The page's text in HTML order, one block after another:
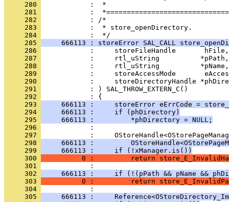
     280
     281
     282
     283
            :  * store_openDirectory.
     284
     285
666113 : storeError SAL_CALL
     286
     287
     288
     289
     290
     291
     292
     293
666113 :     storeError eErrCode =
     294
     666113 :     if (phDirectory)
     295
     666113 :         *phDirectory = NULL;
     296
     297
     298
666113 :
     299
     666113 :     if (!xManager.is())
     300
0 :         return
     301
     302
666113 :     if (!(pPath && pName &&
     303
0 :         return
     304
     305
666113 :